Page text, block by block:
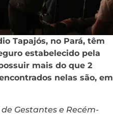
Tapajós, no Pará, têm
estabelecido pela
mais do que 2
nelas são, em
Gestantes e Recém-